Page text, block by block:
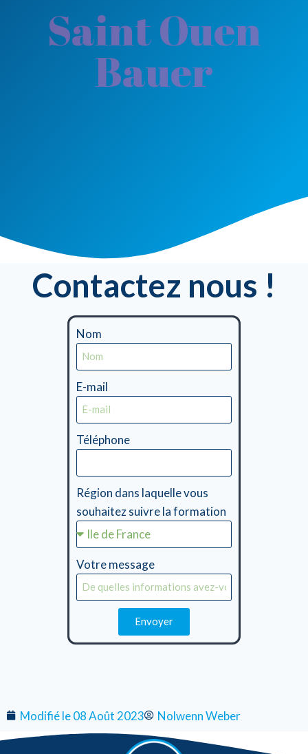
Saint Ouen
Bauer
Contactez nous !
Nom
E-mail
Téléphone
Région dans laquelle vous
souhaitez suivre la formation
Votre message
Envoyer
Alternative:
Modifié le 08 Août 2023 Nolwenn Weber